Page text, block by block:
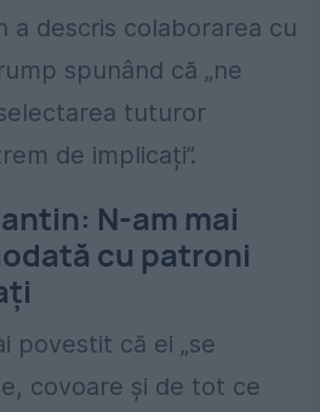
a descris colaborarea cu
spunând că „ne
tuturor
de implicați”.
N-am mai
cu patroni
povestit că ei „se
covoare și de tot ce